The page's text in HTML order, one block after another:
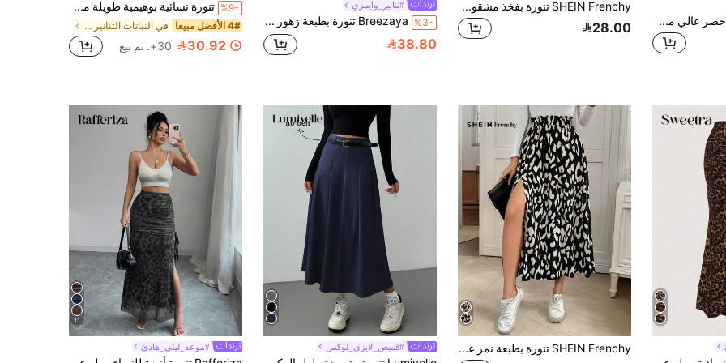
Breezaya تنورة ذات خصر عالي مطبوعة بالزهور مع شق خريفية
SHEIN Frenchy تنورة بفخذ مشقوق وبطباعة شامل
28.00
#تنانير_وايمزي
%3- Breezaya تنورة بطبعة زهور صغيرة مع حافة مكسرة وذيل غير متماثل، تنورة بوهيمية مكسرة مع شق في الفخذ، قصة طويلة ضيقة ذات خصر عالي بطبعة زهور صغيرة للنساء، مناسبة للربيع والصيف والاستخدام اليومي والعطلات والشاطئ والخريف
38.80
%9- تنورة نسائية بوهيمية طويلة من قماش محبوك مع تفاصيل ملتوية، مرونة متوسطة، تنورة بأسلوب لف، قماش محبوك 180 جرام صيفي بني
4# الأفضل مبيعا في النباتات التنانير النسائية
30.92 30+. تم بيع
SHEIN Frenchy تنورة بطبعة نمر على الجوانب وشق الفخذ #قميص_لايزي_لوكس
8# الأفضل مبيعا
11
#موعد_ليلي_هادئ